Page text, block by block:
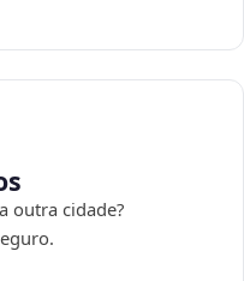
outra cidade?